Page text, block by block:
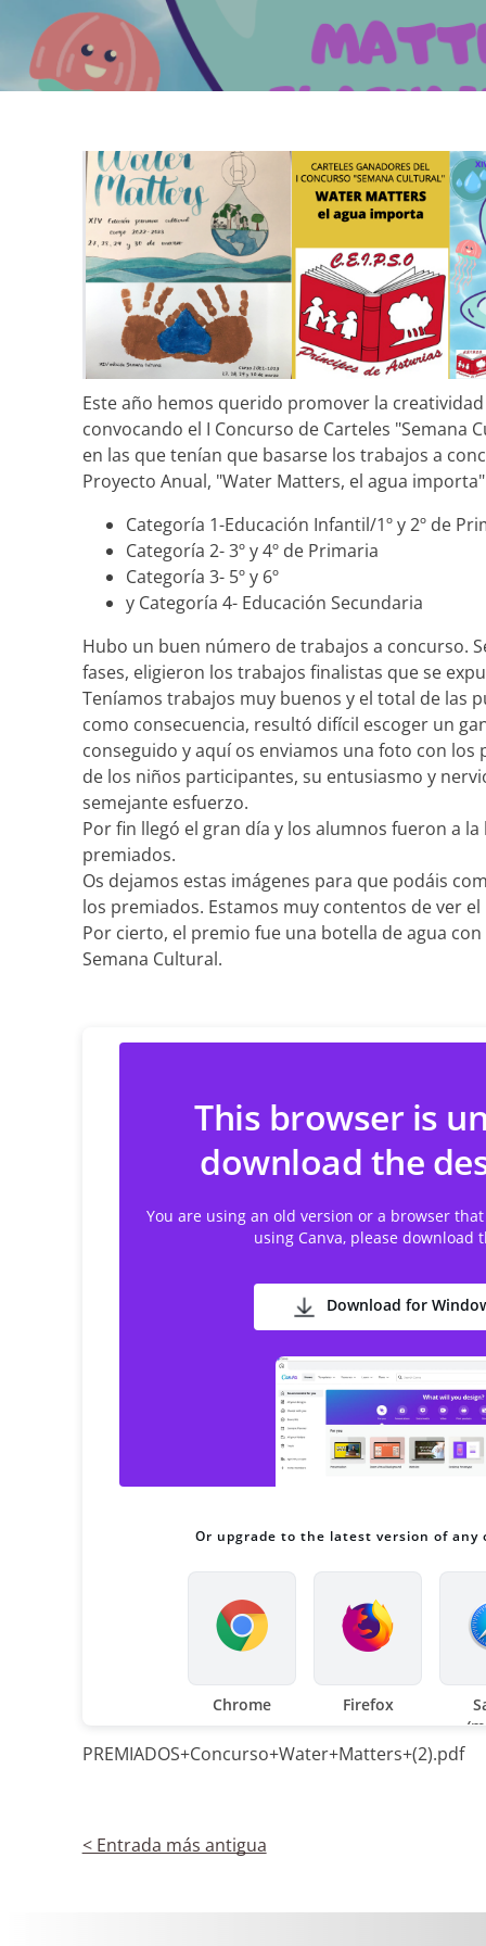
Este año hemos querido promover la
convocando el I Concurso de Carteles "Semana
en las que tenían que basarse los trabajos a
Proyecto Anual, "Water Matters, el agua
Categoría 1-Educación Infantil/1º y 2º de
Categoría 2- 3º y 4º de Primaria
Categoría 3- 5º y 6º
y Categoría 4- Educación Secundaria
Hubo un buen número de trabajos a concurso.
fases, eligieron los trabajos finalistas que se
Teníamos trabajos muy buenos y el total de las
como consecuencia, resultó difícil escoger un
conseguido y aquí os enviamos una foto con los
de los niños participantes, su entusiasmo y
semejante esfuerzo.
Por fin llegó el gran día y los alumnos fueron a
premiados.
Os dejamos estas imágenes para que podáis
los premiados. Estamos muy contentos de ver
Por cierto, el premio fue una botella de agua
Semana Cultural.
PREMIADOS+Concurso+Water+Matters+(2).pdf
< Entrada más antigua